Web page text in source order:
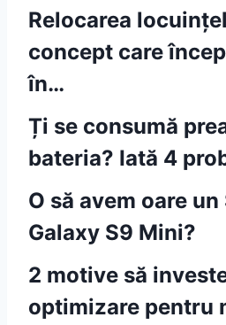
Relocarea
concept care
în…
Ți se consumă
bateria? Iată 4
O să avem oare
Galaxy S9 Mini?
2 motive să
optimizare pentru